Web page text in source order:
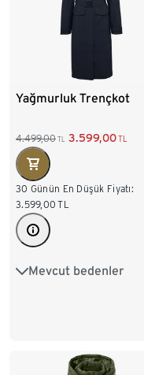
Yağmurluk Trençkot
4.499,00 TL 3.599,00TL
30 Günün En Düşük Fiyatı:
3.599,00 TL
Mevcut bedenler
36 38 40 42